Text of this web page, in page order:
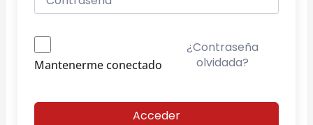
Mantenerme conectado
¿Contraseña
olvidada?
Acceder